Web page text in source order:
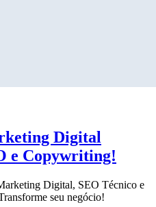
Digital
e Copywriting!
Digital, SEO Técnico e
seu negócio!